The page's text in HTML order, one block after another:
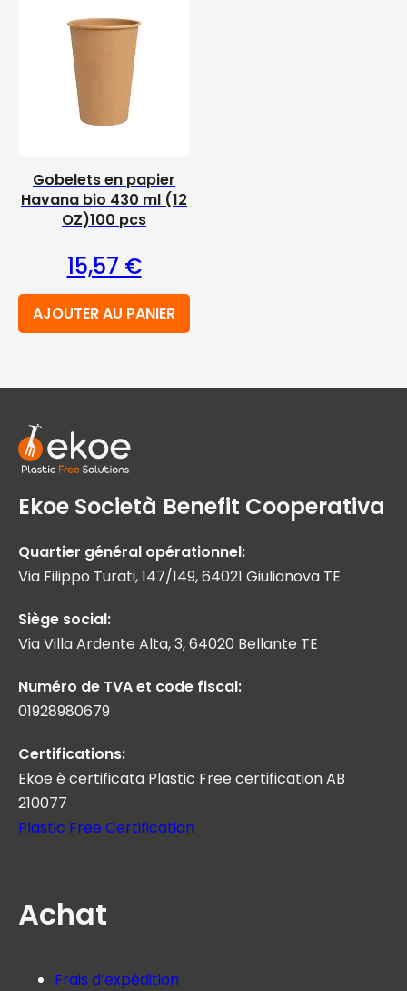
Gobelets en papier
Havana bio 430 ml (12
OZ)100 pcs
15,57 €
AJOUTER AU PANIER
Ekoe Società Benefit Cooperativa
Quartier général opérationnel:
Via Filippo Turati, 147/149, 64021 Giulianova TE
Siège social:
Via Villa Ardente Alta, 3, 64020 Bellante TE
Numéro de TVA et code fiscal:
01928980679
Certifications:
Ekoe è certificata Plastic Free certification AB
210077
Plastic Free Certification
Achat
Frais d’expédition